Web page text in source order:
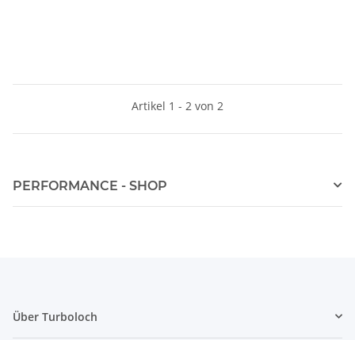
Artikel 1 - 2 von 2
PERFORMANCE - SHOP
Über Turboloch